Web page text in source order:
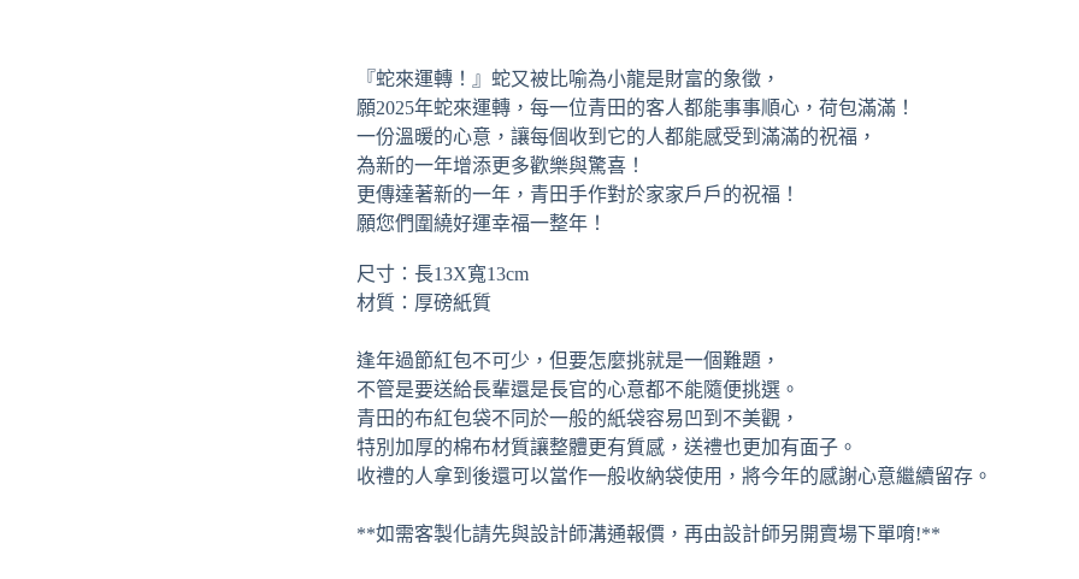
『蛇來運轉！』蛇又被比喻為小龍是財富的象徵，
願2025年蛇來運轉，每一位青田的客人都能事事順心，荷包滿滿！
一份溫暖的心意，讓每個收到它的人都能感受到滿滿的祝福，
為新的一年增添更多歡樂與驚喜！
更傳達著新的一年，青田手作對於家家戶戶的祝福！
願您們圍繞好運幸福一整年！
尺寸：長13X寬13cm
材質：厚磅紙質
逢年過節紅包不可少，但要怎麼挑就是一個難題，
不管是要送給長輩還是長官的心意都不能隨便挑選。
青田的布紅包袋不同於一般的紙袋容易凹到不美觀，
特別加厚的棉布材質讓整體更有質感，送禮也更加有面子。
收禮的人拿到後還可以當作一般收納袋使用，將今年的感謝心意繼續留存。
**如需客製化請先與設計師溝通報價，再由設計師另開賣場下單唷!**